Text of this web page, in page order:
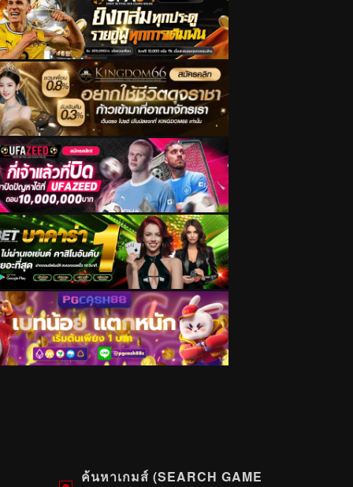
ค้นหาเกมส์ (SEARCH GAME